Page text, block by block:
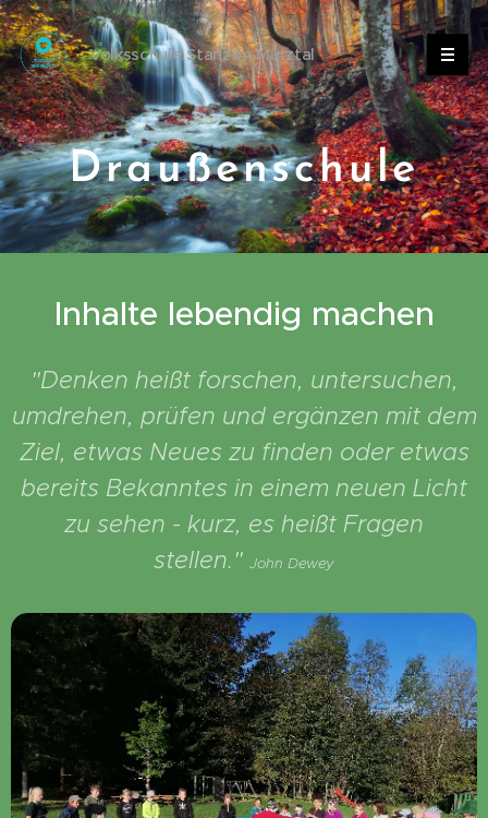
Volksschule Stanz im Mürztal
Draußenschule
Inhalte lebendig machen
"Denken heißt forschen, untersuchen,
umdrehen, prüfen und ergänzen mit dem
Ziel, etwas Neues zu finden oder etwas
bereits Bekanntes in einem neuen Licht
zu sehen - kurz, es heißt Fragen
stellen." John Dewey